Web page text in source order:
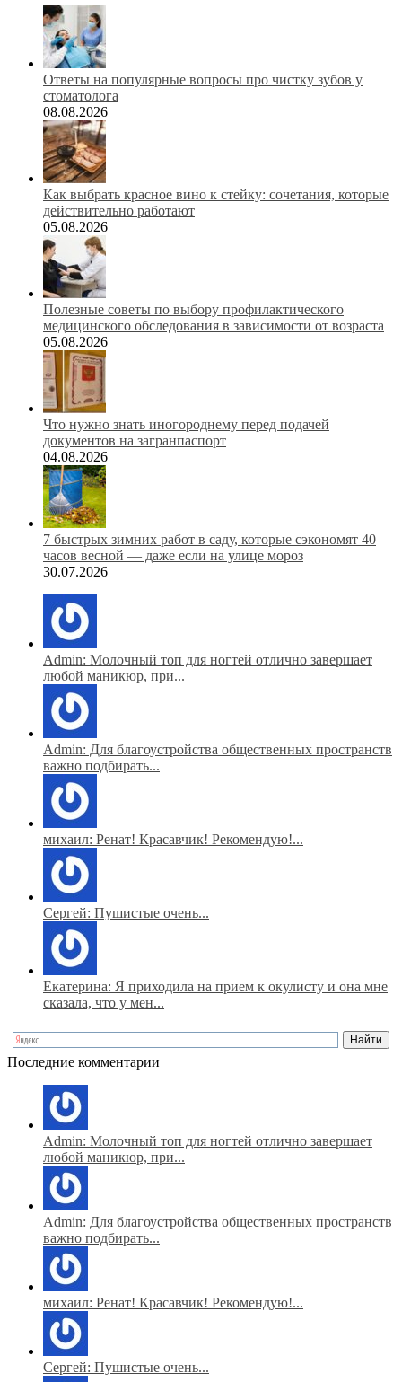
Ответы на популярные вопросы про чистку зубов у
стоматолога
08.08.2026
Как выбрать красное вино к стейку: сочетания, которые
действительно работают
05.08.2026
Полезные советы по выбору профилактического
медицинского обследования в зависимости от возраста
05.08.2026
Что нужно знать иногороднему перед подачей
документов на загранпаспорт
04.08.2026
7 быстрых зимних работ в саду, которые сэкономят 40
часов весной — даже если на улице мороз
30.07.2026
Admin: Молочный топ для ногтей отлично завершает
любой маникюр, при...
Admin: Для благоустройства общественных пространств
важно подбирать...
михаил: Ренат! Красавчик! Рекомендую!...
Сергей: Пушистые очень...
Екатерина: Я приходила на прием к окулисту и она мне
сказала, что у мен...
Последние комментарии
Admin: Молочный топ для ногтей отлично завершает
любой маникюр, при...
Admin: Для благоустройства общественных пространств
важно подбирать...
михаил: Ренат! Красавчик! Рекомендую!...
Сергей: Пушистые очень...